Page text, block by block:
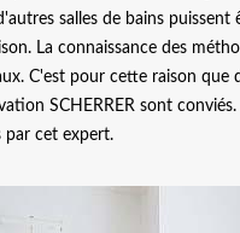
salles de bains puissent
La connaissance des
C'est pour cette raison que
SCHERRER sont
par cet expert.